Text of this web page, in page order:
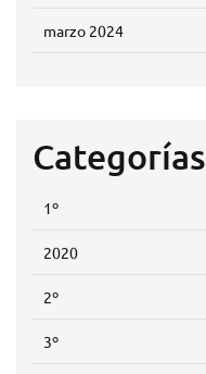
marzo 2024
Categorías
1º
2020
2º
3º